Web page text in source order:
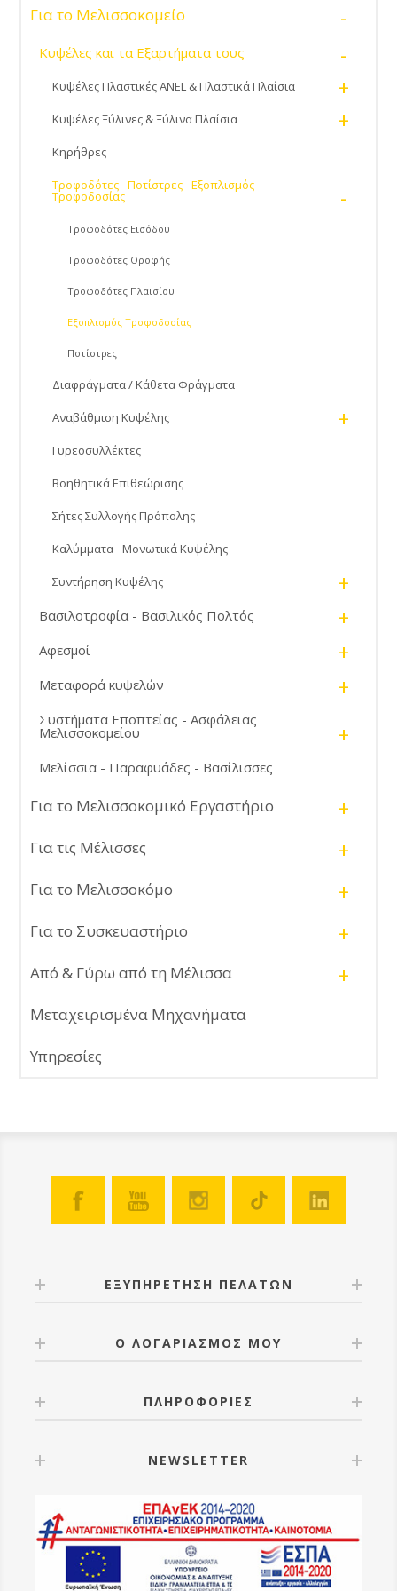
Για το Μελισσοκομείο -
Κυψέλες και τα Εξαρτήματα τους -
Κυψέλες Πλαστικές ANEL & Πλαστικά Πλαίσια +
Κυψέλες Ξύλινες & Ξύλινα Πλαίσια +
Κηρήθρες
Τροφοδότες - Ποτίστρες - Εξοπλισμός
Τροφοδοσίας -
Τροφοδότες Εισόδου
Τροφοδότες Οροφής
Τροφοδότες Πλαισίου
Εξοπλισμός Τροφοδοσίας
Ποτίστρες
Διαφράγματα / Κάθετα Φράγματα
Αναβάθμιση Κυψέλης +
Γυρεοσυλλέκτες
Βοηθητικά Επιθεώρισης
Σήτες Συλλογής Πρόπολης
Καλύμματα - Μονωτικά Κυψέλης
Συντήρηση Κυψέλης +
Βασιλοτροφία - Βασιλικός Πολτός +
Αφεσμοί +
Μεταφορά κυψελών +
Συστήματα Εποπτείας - Ασφάλειας
Μελισσοκομείου +
Μελίσσια - Παραφυάδες - Βασίλισσες
Για το Μελισσοκομικό Εργαστήριο +
Για τις Μέλισσες +
Για το Μελισσοκόμο +
Για το Συσκευαστήριο +
Από & Γύρω από τη Μέλισσα +
Μεταχειρισμένα Μηχανήματα
Υπηρεσίες
ΕΞΥΠΗΡΕΤΗΣΗ ΠΕΛΑΤΩΝ
Ο ΛΟΓΑΡΙΑΣΜΟΣ ΜΟΥ
ΠΛΗΡΟΦΟΡΙΕΣ
NEWSLETTER